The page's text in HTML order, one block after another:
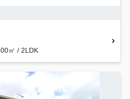
㎡ / 2LDK